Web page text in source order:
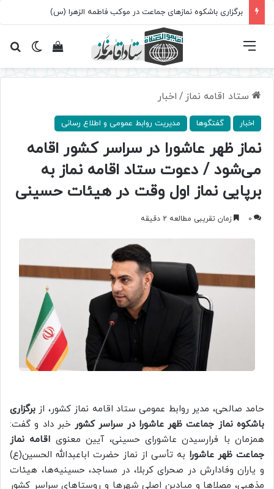
برگزاری باشکوه نمازهای جماعت در موکب فاطمه الزهرا (س)
تغییرمشاهده فهرست
ستاد اقامه نماز / اخبار
اخبار گفتگوها مدیریت روابط عمومی و اطلاع رسانی
نماز ظهر عاشورا در سراسر کشور اقامه
می‌شود / دعوت ستاد اقامه نماز به
برپایی نماز اول وقت در هیئات حسینی
0 زمان تقریبی مطالعه 2 دقیقه
حامد صالحی، مدیر روابط عمومی ستاد اقامه نماز کشور، از برگزاری
باشکوه نماز جماعت ظهر عاشورا در سراسر کشور خبر داد و گفت:
همزمان با فرارسیدن عاشورای حسینی، آیین معنوی اقامه نماز
جماعت ظهر عاشورا به تأسی از نماز حضرت اباعبدالله الحسین(ع)
و یاران وفادارش در صحرای کربلا، در مساجد، حسینیه‌ها، هیئات
مذهبی، مصلاها و میادین اصلی شهرها و روستاهای سراسر کشور